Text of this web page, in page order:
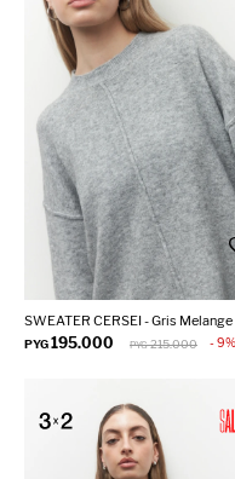
SWEATER CERSEI - Gris Melange
PYG195.000 PYG 215.000 9